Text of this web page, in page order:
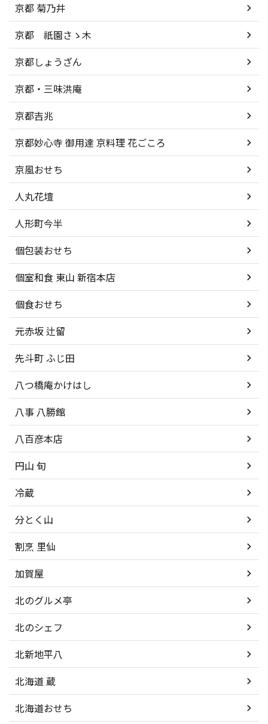
京都 菊乃井
京都 祇園さゝ木
京都しょうざん
京都・三味洪庵
京都吉兆
京都妙心寺 御用達 京料理 花ごころ
京風おせち
人丸花壇
人形町今半
個包装おせち
個室和食 東山 新宿本店
個食おせち
元赤坂 辻留
先斗町 ふじ田
八つ橋庵かけはし
八事 八勝館
八百彦本店
円山 旬
冷蔵
分とく山
割烹 里仙
加賀屋
北のグルメ亭
北のシェフ
北新地平八
北海道 蔵
北海道おせち